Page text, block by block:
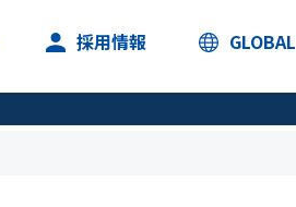
採用情報 GLOBAL